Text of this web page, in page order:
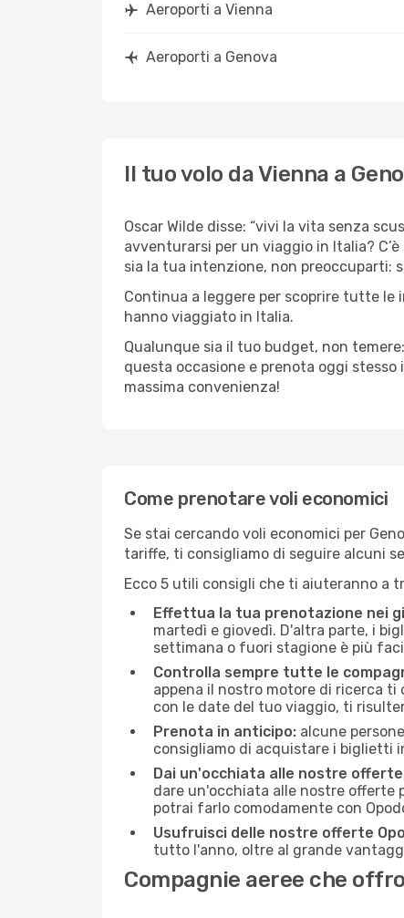
Aeroporti a Vienna
Aeroporti a Genova
Il tuo volo da Vienna a
Oscar Wilde disse: “vivi la vita senza
avventurarsi per un viaggio in Italia?
sia la tua intenzione, non preoccuparti:
Continua a leggere per scoprire tutte le
hanno viaggiato in Italia.
Qualunque sia il tuo budget, non
questa occasione e prenota oggi stesso
massima convenienza!
Come prenotare voli economici
Se stai cercando voli economici per
tariffe, ti consigliamo di seguire alcuni
Ecco 5 utili consigli che ti aiuteranno a
Effettua la tua prenotazione nei
martedì e giovedì. D'altra parte, i
settimana o fuori stagione è più
Controlla sempre tutte le
appena il nostro motore di ricerca ti
con le date del tuo viaggio, ti
Prenota in anticipo: alcune
consigliamo di acquistare i biglietti
Dai un'occhiata alle nostre
dare un'occhiata alle nostre offerte
potrai farlo comodamente con
Usufruisci delle nostre offerte
tutto l'anno, oltre al grande
Compagnie aeree che